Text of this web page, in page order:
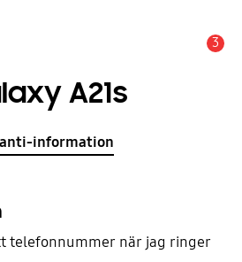
3
A21s
information
telefonnummer när jag ringer